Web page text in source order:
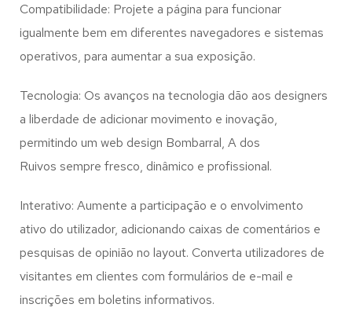
Compatibilidade: Projete a página para funcionar
igualmente bem em diferentes navegadores e sistemas
operativos, para aumentar a sua exposição.
Tecnologia: Os avanços na tecnologia dão aos designers
a liberdade de adicionar movimento e inovação,
permitindo um web design Bombarral, A dos
Ruivos sempre fresco, dinâmico e profissional.
Interativo: Aumente a participação e o envolvimento
ativo do utilizador, adicionando caixas de comentários e
pesquisas de opinião no layout. Converta utilizadores de
visitantes em clientes com formulários de e-mail e
inscrições em boletins informativos.